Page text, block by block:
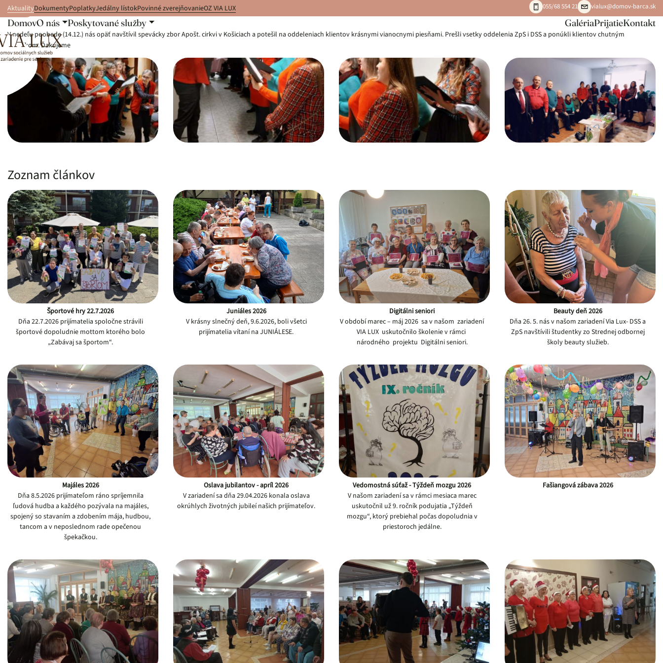
obsah
AktualityDokumentyPoplatkyJedálny lístokPovinné zverejňovanieOZ VIA LUX 055/68 554 21 vialux@domov-barca.sk
DomovO nás Poskytované služby GalériaPrijatieKontakt
Vianočný koncert 2025
V nedeľu poobede (14.12.) nás opäť navštívil spevácky zbor Apošt. cirkvi v Košiciach a potešil na oddeleniach klientov krásnymi vianocnymi piesňami. Prešli vsetky oddelenia ZpS i DSS a ponúkli klientov chutným
koláčikom. Ďakujeme
Zoznam článkov
Športové hry 22.7.2026
Dňa 22.7.2026 prijímatelia spoločne strávili
športové dopoludnie mottom ktorého bolo
„Zabávaj sa športom“.
Juniáles 2026
V krásny slnečný deň, 9.6.2026, boli všetci
prijímatelia vítaní na JUNIÁLESE.
Digitálni seniori
V období marec – máj 2026 sa v našom zariadení
VIA LUX uskutočnilo školenie v rámci
národného projektu Digitálni seniori.
Beauty deň 2026
Dňa 26. 5. nás v našom zariadení Via Lux- DSS a
ZpS navštívili študentky zo Strednej odbornej
školy beauty služieb.
Majáles 2026
Dňa 8.5.2026 prijímateľom ráno spríjemnila
ľudová hudba a každého pozývala na majáles,
spojený so stavaním a zdobením mája, hudbou,
tancom a v neposlednom rade opečenou
špekačkou.
Oslava jubilantov - apríl 2026
V zariadení sa dňa 29.04.2026 konala oslava
okrúhlych životných jubileí našich prijímateľov.
Vedomostná súťaž - Týždeň mozgu 2026
V našom zariadení sa v rámci mesiaca marec
uskutočnil už 9. ročník podujatia „Týždeň
mozgu“, ktorý prebiehal počas dopoludnia v
priestoroch jedálne.
Fašiangová zábava 2026